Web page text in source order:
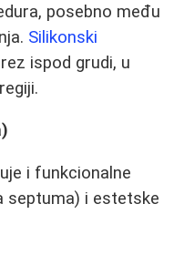
posebno među
Silikonski
ispod grudi, u
i funkcionalne
septuma) i estetske